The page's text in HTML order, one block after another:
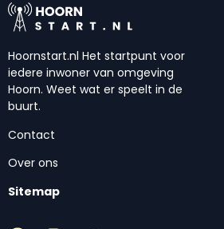
Hoornstart.nl Het startpunt voor
iedere inwoner van omgeving
Hoorn. Weet wat er speelt in de
buurt.
Contact
Over ons
Sitemap